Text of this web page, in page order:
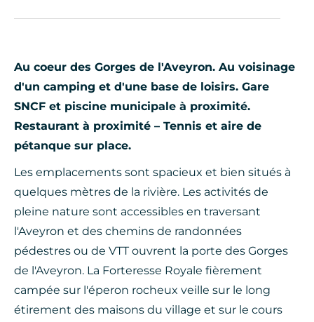
Au coeur des Gorges de l'Aveyron. Au voisinage
d'un camping et d'une base de loisirs. Gare
SNCF et piscine municipale à proximité.
Restaurant à proximité – Tennis et aire de
pétanque sur place.
Les emplacements sont spacieux et bien situés à
quelques mètres de la rivière. Les activités de
pleine nature sont accessibles en traversant
l'Aveyron et des chemins de randonnées
pédestres ou de VTT ouvrent la porte des Gorges
de l'Aveyron. La Forteresse Royale fièrement
campée sur l'éperon rocheux veille sur le long
étirement des maisons du village et sur le cours